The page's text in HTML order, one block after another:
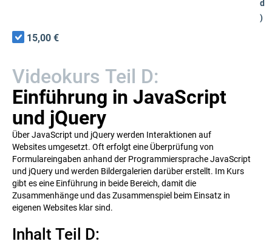
d
)
15,00 €
Videokurs Teil D:
Einführung in JavaScript
und jQuery
Über JavaScript und jQuery werden Interaktionen auf
Websites umgesetzt. Oft erfolgt eine Überprüfung von
Formulareingaben anhand der Programmiersprache JavaScript
und jQuery und werden Bildergalerien darüber erstellt. Im Kurs
gibt es eine Einführung in beide Bereich, damit die
Zusammenhänge und das Zusammenspiel beim Einsatz in
eigenen Websites klar sind.
Inhalt Teil D: